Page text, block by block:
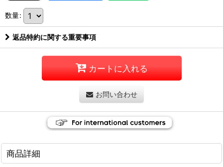
数量:
返品特約に関する重要事項
カートに入れる
お問い合わせ
商品詳細